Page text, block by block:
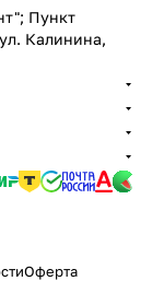
Пункт
Калинина,
Оферта